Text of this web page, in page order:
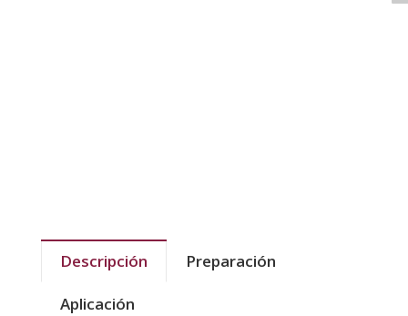
Descripción Preparación
Aplicación